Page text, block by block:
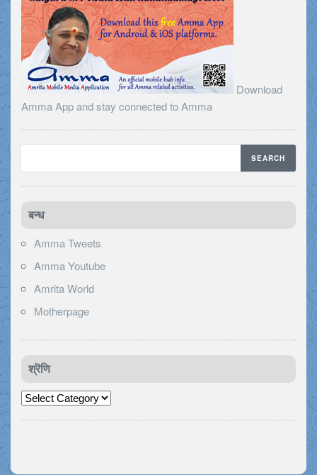
Download
Amma App and stay connected to Amma
बन्ध
Amma Tweets
Amma Youtube
Amrita World
Motherpage
श्रॆणि
श्रॆणि